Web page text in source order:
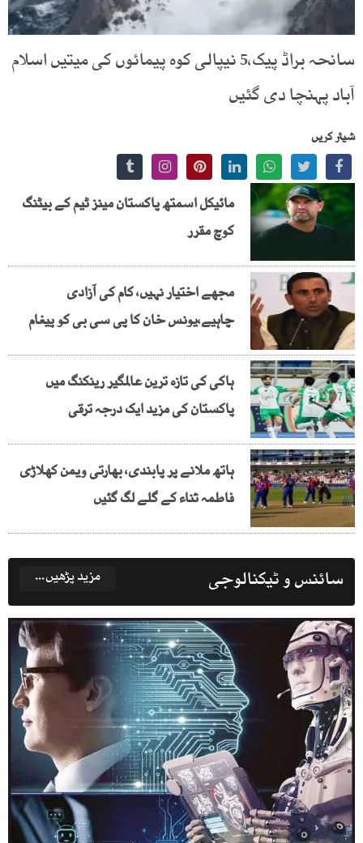
سانحہ براڈ پیک،5 نیپالی کوہ پیمائوں کی میتیں اسلام
آباد پہنچا دی گئیں
شیئر کریں
مائیکل اسمتھ پاکستان مینز ٹیم کے بیٹنگ
کوچ مقرر
مجھے اختیار نہیں، کام کی آزادی
چاہیے،یونس خان کا پی سی بی کو پیغام
ہاکی کی تازہ ترین عالمگیر رینکنگ میں
پاکستان کی مزید ایک درجہ ترقی
ہاتھ ملانے پر پابندی، بھارتی ویمن کھلاڑی
فاطمہ ثناء کے گلے لگ گئیں
سائنس و ٹیکنالوجی مزید پڑھیں...